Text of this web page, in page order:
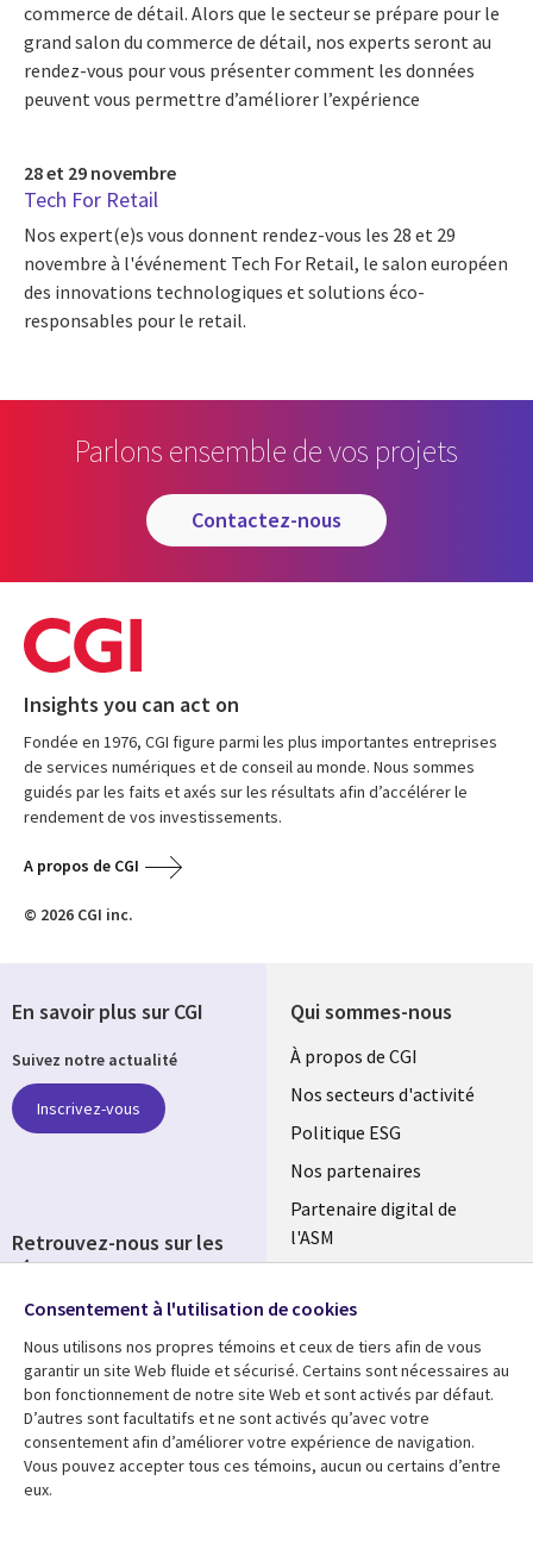
commerce de détail. Alors que le secteur se prépare pour le
grand salon du commerce de détail, nos experts seront au
rendez-vous pour vous présenter comment les données
peuvent vous permettre d’améliorer l’expérience
28 et 29 novembre
Tech For Retail
Nos expert(e)s vous donnent rendez-vous les 28 et 29
novembre à l'événement Tech For Retail, le salon européen
des innovations technologiques et solutions éco-
responsables pour le retail.
Parlons ensemble de vos projets
contactez-nous
Insights you can act on
Fondée en 1976, CGI figure parmi les plus importantes entreprises
de services numériques et de conseil au monde. Nous sommes
guidés par les faits et axés sur les résultats afin d’accélérer le
rendement de vos investissements.
A propos de CGI
© 2026 CGI inc.
Qui sommes-nous
Useful
links
FRANCE
À propos de CGI
Nos secteurs d'activité
Politique ESG
Nos partenaires
Partenaire digital de
l'ASM
Fusions
Ressources
Library
Links
Articles
Blog
Support
Legal
Accessibilité
En savoir plus sur CGI
Suivez notre actualité
Inscrivez-vous
Retrouvez-nous sur les
réseaux
Social
Media
FRANCE
Consentement à l'utilisation de cookies
Nous utilisons nos propres témoins et ceux de tiers afin de vous
garantir un site Web fluide et sécurisé. Certains sont nécessaires au
bon fonctionnement de notre site Web et sont activés par défaut.
D’autres sont facultatifs et ne sont activés qu’avec votre
consentement afin d’améliorer votre expérience de navigation.
Vous pouvez accepter tous ces témoins, aucun ou certains d’entre
eux.